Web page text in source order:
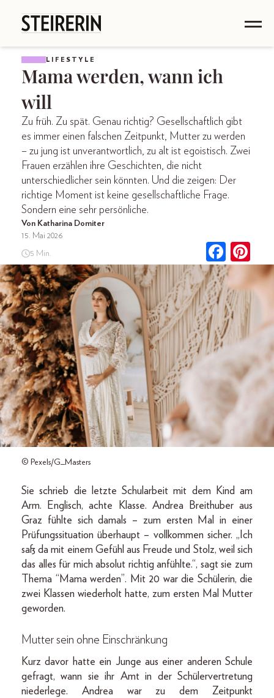
LIFESTYLE
Mama werden, wann ich
will
Zu früh. Zu spät. Genau richtig? Gesellschaftlich gibt
es immer einen falschen Zeitpunkt, Mutter zu werden
– zu jung ist unverantwortlich, zu alt ist egoistisch. Zwei
Frauen erzählen ihre Geschichten, die nicht
unterschiedlicher sein könnten. Und die zeigen: Der
richtige Moment ist keine gesellschaftliche Frage.
Sondern eine sehr persönliche.
Von Katharina Domiter
15. Mai 2026
5 Min.
© Pexels/G_Masters
Sie schrieb die letzte Schularbeit mit dem Kind am
Arm. Englisch, achte Klasse. Andrea Breithuber aus
Graz fühlte sich damals – zum ersten Mal in einer
Prüfungssituation überhaupt – vollkommen sicher. „Ich
saß da mit einem Gefühl aus Freude und Stolz, weil sich
das alles für mich absolut richtig anfühlte.“, sagt sie zum
Thema “Mama werden”. Mit 20 war die Schülerin, die
zwei Klassen wiederholt hatte, zum ersten Mal Mutter
geworden.
Mutter sein ohne Einschränkung
Kurz davor hatte ein Junge aus einer anderen Schule
gefragt, wann sie ihr Amt in der Schülervertretung
nieder­lege. Andrea war zu dem Zeitpunkt